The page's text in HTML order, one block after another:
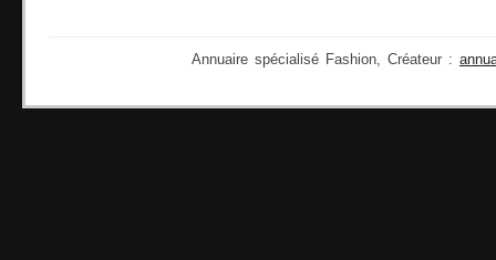
Annuaire spécialisé Fashion, Créateur :